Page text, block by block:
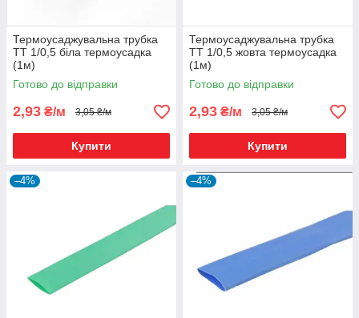
Термоусаджувальна трубка
ТТ 1/0,5 біла термоусадка
(1м)
Готово до відправки
2,93 ₴/м 3,05 ₴/м
Купити
Термоусаджувальна трубка
ТТ 1/0,5 жовта термоусадка
(1м)
Готово до відправки
2,93 ₴/м 3,05 ₴/м
Купити
–4% –4%